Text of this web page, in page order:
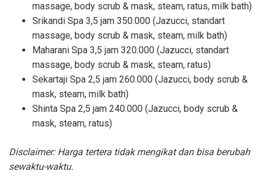
massage, body scrub & mask, steam, ratus, milk bath)
Srikandi Spa 3,5 jam 350.000 (Jazucci, standart
massage, body scrub & mask, steam, milk bath)
Maharani Spa 3,5 jam 320.000 (Jazucci, standart
massage, body scrub & mask, steam, ratus)
Sekartaji Spa 2,5 jam 260.000 (Jazucci, body scrub &
mask, steam, milk bath)
Shinta Spa 2,5 jam 240.000 (Jazucci, body scrub &
mask, steam, ratus)
Disclaimer: Harga tertera tidak mengikat dan bisa berubah
sewaktu-waktu.